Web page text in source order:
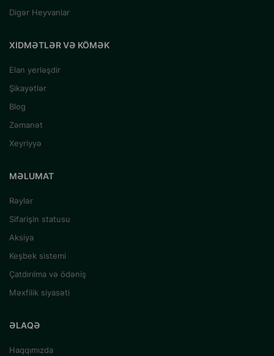
Digər Heyvanlar
XIDMƏTLƏR VƏ KÖMƏK
Elan yerləşdir
Şikayətlər
Blog
Zəmanət
Xeyriyyə
MƏLUMAT
Rəylər
Sifarişin statusu
Aksiya
Keşbek sistemi
Çatdırılma və ödəniş
Məxfilik siyasəti
ƏLAQƏ
Haqqımızda